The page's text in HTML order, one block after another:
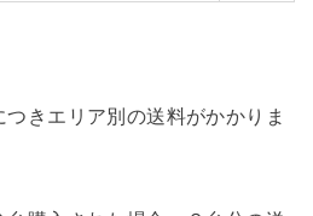
きエリア別の送料がかかりま